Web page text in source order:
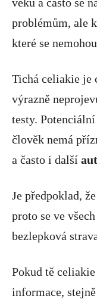
problémům, ale
které se
Tichá celiakie je
výrazně
testy.
člověk nemá
a často i další
Je předpoklad,
proto se ve
bezlepková
Pokud tě
informace,